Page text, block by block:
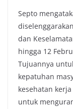
Septo
dan
hingga 12
Tujuannya
kepatuhan
kesehatan
untuk